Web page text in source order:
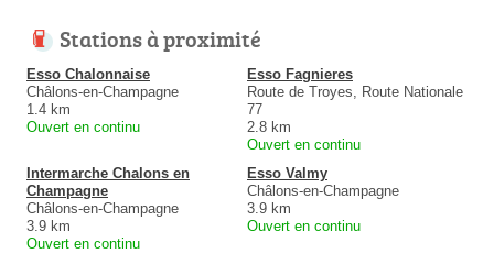
Stations à proximité
Esso Chalonnaise
Châlons-en-Champagne
1.4 km
Ouvert en continu
Esso Fagnieres
Route de Troyes, Route Nationale
77
2.8 km
Ouvert en continu
Intermarche Chalons en
Champagne
Châlons-en-Champagne
3.9 km
Ouvert en continu
Esso Valmy
Châlons-en-Champagne
3.9 km
Ouvert en continu